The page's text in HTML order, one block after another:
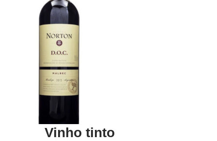
Vinho tinto